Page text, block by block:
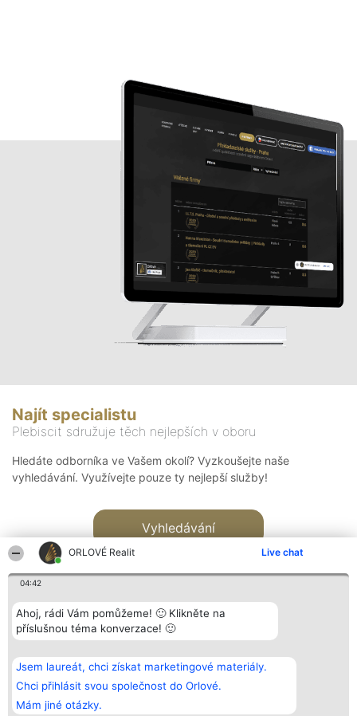
ORLOVÉ Realit Live chat
04:42
Ahoj, rádi Vám pomůžeme! 🙂 Klikněte na
příslušnou téma konverzace! 🙂
Jsem laureát, chci získat marketingové materiály.
Chci přihlásit svou společnost do Orlové.
Mám jiné otázky.
Najít specialistu
Plebiscit sdružuje těch nejlepších v oboru
Hledáte odborníka ve Vašem okolí? Vyzkoušejte naše
vyhledávání. Využívejte pouze ty nejlepší služby!
Vyhledávání
Bright Side Solutions sp. z o.
o. sp. k.
ul. Ruska 22
Wrocław 50-079
KRS 0000749100 | Regon
Vítězové
Seznam všech
laureátů
Zásady
Kontakt